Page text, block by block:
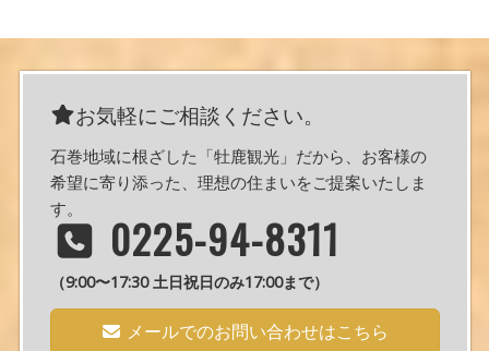
お気軽にご相談ください。
石巻地域に根ざした「牡鹿観光」だから、お客様の
希望に寄り添った、理想の住まいをご提案いたしま
す。
0225-94-8311
（9:00〜17:30 土日祝日のみ17:00まで）
メールでのお問い合わせはこちら